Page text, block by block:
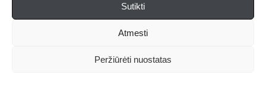
Sutikti
Atmesti
Peržiūrėti nuostatas